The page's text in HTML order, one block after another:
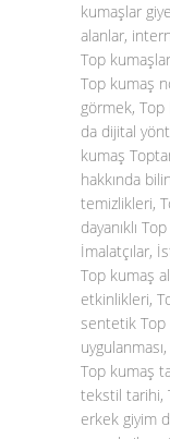
kumaşlar
alanlar,
Top
Top kumaş
görmek,
da dijital
kumaş
hakkında
temizlikleri,
dayanıklı
İmalatçılar,
Top kumaş
etkinlikleri,
sentetik Top
Top kumaş
tekstil tarihi,
erkek giyim